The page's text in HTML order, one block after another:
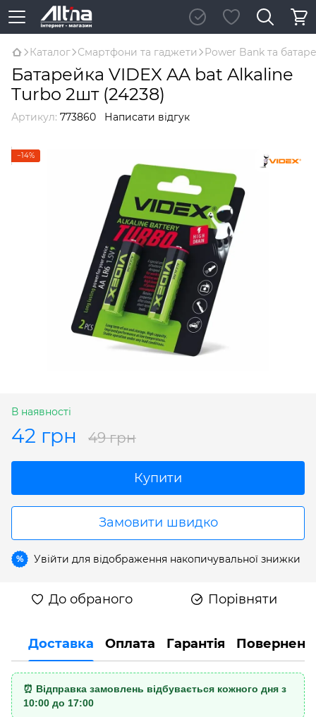
Каталог Смартфони та гаджети Power Bank та
Батарейка VIDEX AA bat Alkaline
Turbo 2шт (24238)
Артикул: 773860 Написати відгук
−14%
В наявності
42 грн 49 грн
Купити
Замовити швидко
% Увійти для відображення накопичувальної знижки
До обраного Порівняти
Доставка Оплата Гарантія
⏰ Відправка замовлень відбувається кожного дня з
10:00 до 17:00